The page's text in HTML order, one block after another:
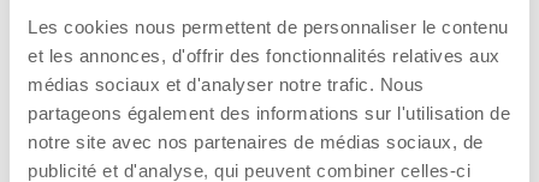
Les cookies nous permettent de personnaliser le contenu
et les annonces, d'offrir des fonctionnalités relatives aux
médias sociaux et d'analyser notre trafic. Nous
partageons également des informations sur l'utilisation de
notre site avec nos partenaires de médias sociaux, de
publicité et d'analyse, qui peuvent combiner celles-ci
supplémentaire si vous en avez besoin pour
récupérer. Évitez, par exemple, de vous focaliser
excessivement sur le développé couché.
Concentrez-vous plutôt sur les exercices
d’écarté comme l’écarté couché ou incliné afin